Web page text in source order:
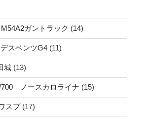
ガントラック (14)
スベンツG4 (11)
城 (13)
ノースカロライナ (15)
スプ(17)